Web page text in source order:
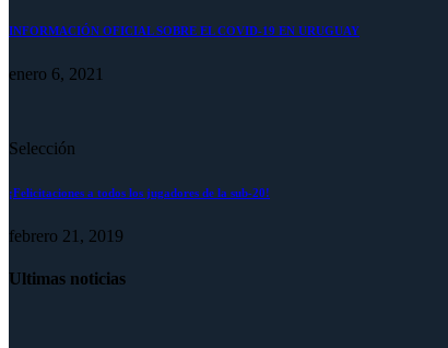
INFORMACIÓN OFICIAL SOBRE EL COVID-19 EN URUGUAY
enero 6, 2021
Selección
¡Felicitaciones a todos los jugadores de la sub-20!
febrero 21, 2019
Ultimas noticias